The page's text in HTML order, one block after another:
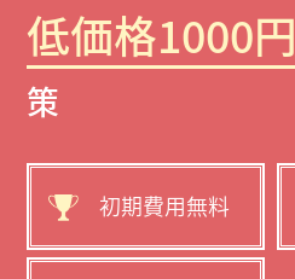
低価格1000円
策
初期費用無料